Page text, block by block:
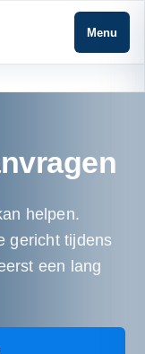
Menu
helpen.
gericht tijdens
een lang